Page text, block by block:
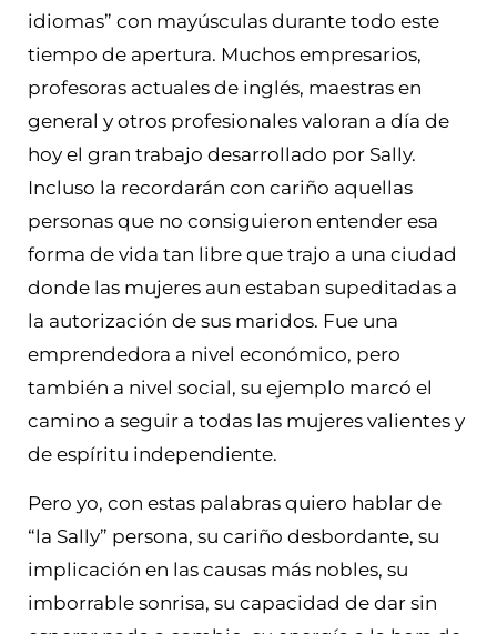
idiomas” con mayúsculas durante todo este
tiempo de apertura. Muchos empresarios,
profesoras actuales de inglés, maestras en
general y otros profesionales valoran a día de
hoy el gran trabajo desarrollado por Sally.
Incluso la recordarán con cariño aquellas
personas que no consiguieron entender esa
forma de vida tan libre que trajo a una ciudad
donde las mujeres aun estaban supeditadas a
la autorización de sus maridos. Fue una
emprendedora a nivel económico, pero
también a nivel social, su ejemplo marcó el
camino a seguir a todas las mujeres valientes y
de espíritu independiente.
Pero yo, con estas palabras quiero hablar de
“la Sally” persona, su cariño desbordante, su
implicación en las causas más nobles, su
imborrable sonrisa, su capacidad de dar sin